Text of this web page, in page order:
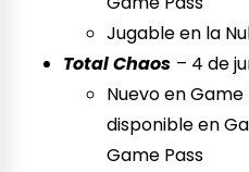
Jugable en la
Total Chaos – 4 de
Nuevo en
disponible en
Game Pass